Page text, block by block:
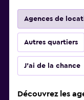
Agences de
Autres quartiers
J'ai de la chance
Découvrez les